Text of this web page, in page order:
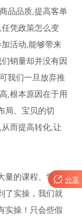
品品质,提高客单
凭政策怎么变
活动,能够带来
销量却并没有因
我们一旦放弃推
,根本原因在于用
局、宝贝的切
而提高转化,让
量的课程、学了
了实操，我们就
实操！只会些假
 分享